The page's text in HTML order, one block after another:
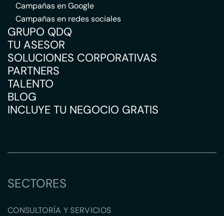
Campañas en Google
Campañas en redes sociales
GRUPO QDQ
TU ASESOR
SOLUCIONES CORPORATIVAS
PARTNERS
TALENTO
BLOG
INCLUYE TU NEGOCIO GRATIS
SECTORES
CONSULTORÍA Y SERVICIOS